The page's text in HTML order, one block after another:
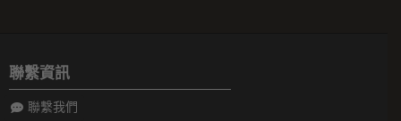
聯繫資訊
聯繫我們